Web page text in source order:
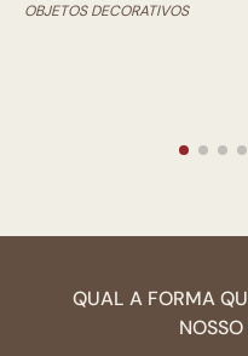
OBJETOS DECORATIVOS
QUAL A FORMA